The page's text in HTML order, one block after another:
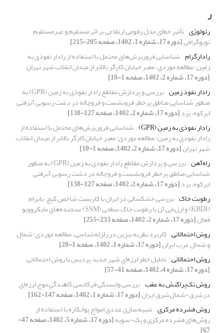
ر
رئولوژی تأثیر خطای مدل رقومی ارتفاعی بر اثر مستقیم و غیرمستقیم
توپوگرافی[دوره 17، شماره 1، 1402، صفحه 205-215]
رادارگرام شناسایی فروریزش‌های محتمل با استفاده از رادار نفوذی به
زمین؛ مطالعه موردی: معبر خیابان کارگر بالاتر از میدان انقلاب شهر تهران
[دوره 17، شماره 2، 1402، صفحه 1-10]
رادار نفوذ زمین
بررسی و پردازش مقاطع رادار نفوذی به زمین (GPR) به
منظور شناسایی مناطق پرخطر فرونشست و فروچاله در دشت رسوبی آبرفتی
ابرکوه، یزد[دوره 17، شماره 2، 1402، صفحه 127-138]
رادار نفوذی به زمین (GPR)
شناسایی فروریزش‌های محتمل با استفاده از
رادار نفوذی به زمین؛ مطالعه موردی: معبر خیابان کارگر بالاتر از میدان انقلاب
شهر تهران[دوره 17، شماره 2، 1402، صفحه 1-10]
راه‌آهن
بررسی و پردازش مقاطع رادار نفوذی به زمین (GPR) به منظور
شناسایی مناطق پرخطر فرونشست و فروچاله در دشت رسوبی آبرفتی
ابرکوه، یزد[دوره 17، شماره 2، 1402، صفحه 127-138]
رطوبت خاک بررسی خشکسالی در ایران با کاربست شاخص کیچ – بایرام
(KBDI) و ارزیابی آن با رطوبت خاک سطحی (SSM) سنجنده‌های مایکروویو
فعال[دوره 17، شماره 2، 1402، صفحه 233-255]
روش احتمالاتی کاربرد نظریه بیزین در زلزله‌شناسی، مطالعه موردی: شمال
و شمال غرب ایران[دوره 17، شماره 1، 1402، صفحه 1-20]
روش احتمالاتی تحلیل خطر لرزه‌ای شهر جدید پردیس با روش احتمالاتی
[دوره 17، شماره 4، 1402، صفحه 41-57]
روش تک‌پراکنش به عقب بررسی وابستگی فرکانسی ﻛﺎﻫﻨﺪﮔﻲ موج لرزه‌ای
درشرق-شمال‌شرق ایران[دوره 17، شماره 1، 1402، صفحه 147-162]
روش فشرده مرکزی شبیه‌سازی عددی امواج پوانکاره با استفاده از
روش‌های فشرده مرکزی و یک-سویه [دوره 17، شماره 5، 1402، صفحه 47-
67]